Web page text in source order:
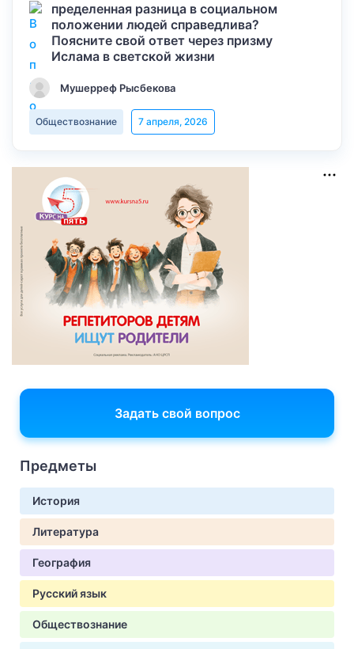
пределенная разница в социальном
положении людей справедлива?
Поясните свой ответ через призму
Ислама в светской жизни
Мушерреф Рысбекова
Обществознание 7 апреля, 2026
Задать свой вопрос
Предметы
История
Литература
География
Русский язык
Обществознание